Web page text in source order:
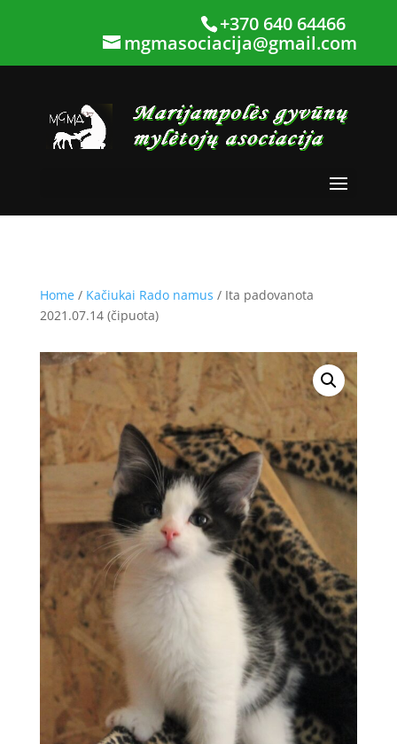
+370 640 64466
mgmasociacija@gmail.com
Home/ Kačiukai Rado namus / Ita padovanota
2021.07.14 (čipuota)